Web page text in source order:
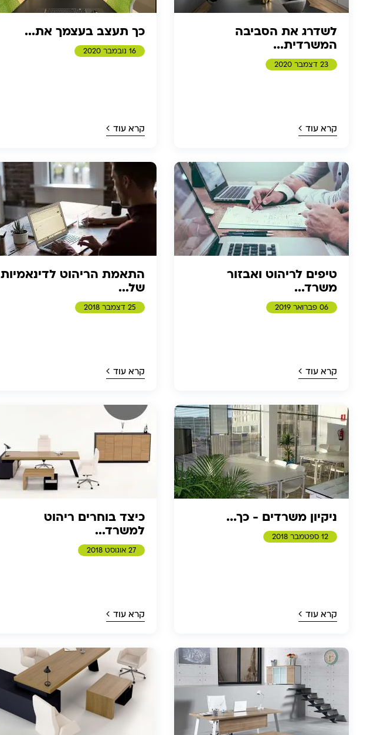
לשדרג את הסביבה
המשרדית...
23 דצמבר 2020
קרא עוד
כך תעצב בעצמך את...
16 נובמבר 2020
קרא עוד
טיפים לריהוט ואבזור
משרד...
06 פברואר 2019
קרא עוד
התאמת הריהוט לדינאמיות
של...
25 דצמבר 2018
קרא עוד
ניקיון משרדים - כך...
12 ספטמבר 2018
קרא עוד
כיצד בוחרים ריהוט
למשרד...
27 אוגוסט 2018
קרא עוד